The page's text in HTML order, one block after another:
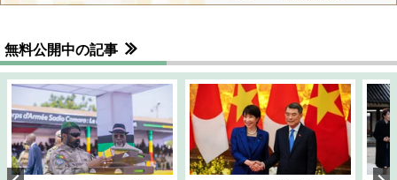
無料公開中の記事